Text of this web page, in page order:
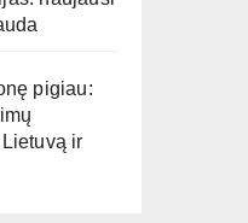
pigiau:
ir